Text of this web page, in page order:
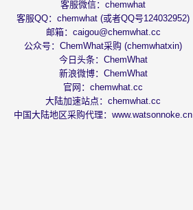
客服微信：chemwhat
客服QQ：chemwhat (或者QQ号124032952)
邮箱： caigou@chemwhat.cc
公众号：ChemWhat采购 (chemwhatxin)
今日头条： ChemWhat
新浪微博： ChemWhat
官网：chemwhat.cc
大陆加速站点：chemwhat.cc
中国大陆地区采购代理：www.watsonnoke.cn